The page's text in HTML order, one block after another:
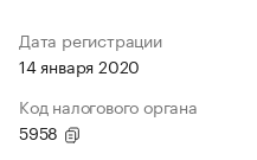
Дата регистрации
14 января 2020
Код налогового органа
5958